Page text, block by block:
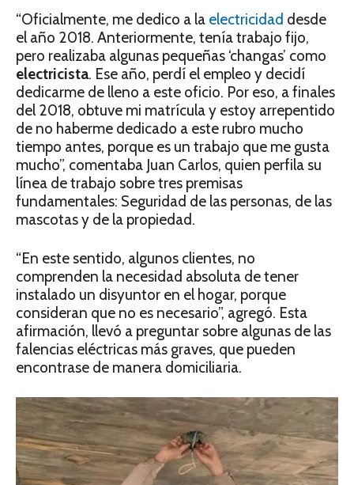
“Oficialmente, me dedico a la electricidad desde
el año 2018. Anteriormente, tenía trabajo fijo,
pero realizaba algunas pequeñas ‘changas’ como
electricista. Ese año, perdí el empleo y decidí
dedicarme de lleno a este oficio. Por eso, a finales
del 2018, obtuve mi matrícula y estoy arrepentido
de no haberme dedicado a este rubro mucho
tiempo antes, porque es un trabajo que me gusta
mucho”, comentaba Juan Carlos, quien perfila su
línea de trabajo sobre tres premisas
fundamentales: Seguridad de las personas, de las
mascotas y de la propiedad.
“En este sentido, algunos clientes, no
comprenden la necesidad absoluta de tener
instalado un disyuntor en el hogar, porque
consideran que no es necesario”, agregó. Esta
afirmación, llevó a preguntar sobre algunas de las
falencias eléctricas más graves, que pueden
encontrase de manera domiciliaria.